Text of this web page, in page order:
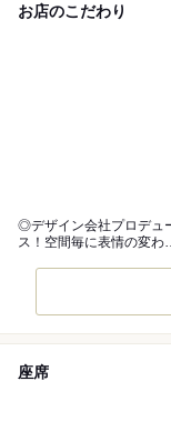
お店のこだわり
◎デザイン会社プロデュ
ス！空間毎に表情の変わ
座席